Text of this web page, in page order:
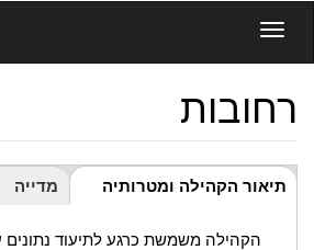
לתוכן
העיקרי
Toggle navigation
רחובות
Tabs
תיאור הקהילה ומטרותיה
פעילה)
מדייה
הקהילה משמשת כרגע לתיעוד נתונים